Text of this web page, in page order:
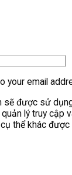
your email
sẽ được sử
lý truy cập
thể khác